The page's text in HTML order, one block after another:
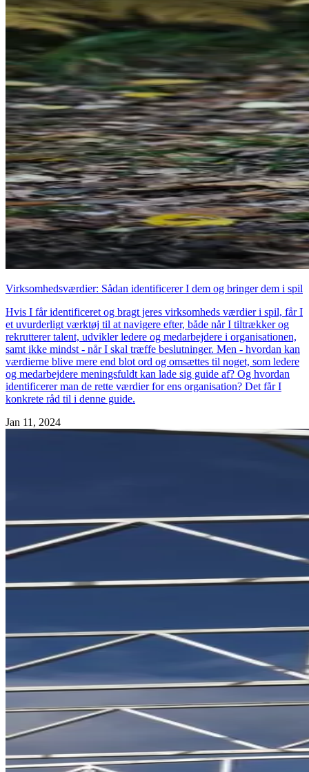
Virksomhedsværdier: Sådan identificerer I dem og bringer dem i spil
Hvis I får identificeret og bragt jeres virksomheds værdier i spil, får I
et uvurderligt værktøj til at navigere efter, både når I tiltrækker og
rekrutterer talent, udvikler ledere og medarbejdere i organisationen,
samt ikke mindst - når I skal træffe beslutninger. Men - hvordan kan
værdierne blive mere end blot ord og omsættes til noget, som ledere
og medarbejdere meningsfuldt kan lade sig guide af? Og hvordan
identificerer man de rette værdier for ens organisation? Det får I
konkrete råd til i denne guide.
Jan 11, 2024